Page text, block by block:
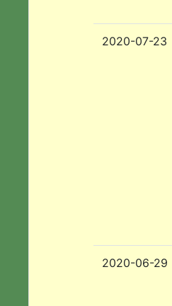
2020-07-23
2020-06-29